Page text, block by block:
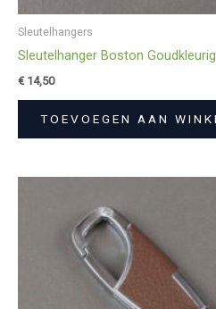
Sleutelhangers
Sleutelhanger Boston Goudkleurig
€14,50
TOEVOEGEN AAN